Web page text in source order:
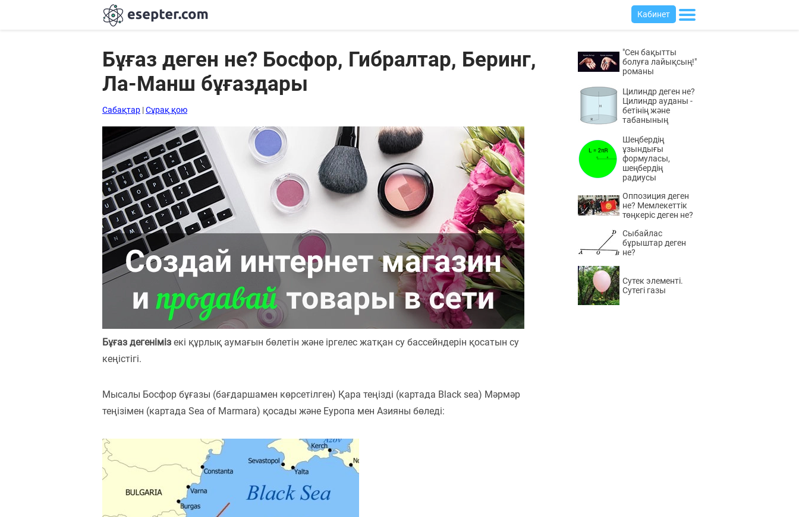
Кабинет
Бұғаз деген не? Босфор, Гибралтар, Беринг,
Ла-Манш бұғаздары
Сабақтар |Сұрақ қою
Бұғаз дегеніміз екі құрлық аумағын бөлетін және іргелес жатқан су бассейндерін қосатын су
кеңістігі.
Мысалы Босфор бұғазы (бағдаршамен көрсетілген) Қара теңізді (картада Black sea) Мәрмәр
теңізімен (картада Sea of Marmara) қосады және Еуропа мен Азияны бөледі:
"Сен бақытты
болуға лайықсың!"
романы
Цилиндр деген не?
Цилиндр ауданы -
бетінің және
табанының
Шеңбердің
ұзындығы
формуласы,
шеңбердің
радиусы
Оппозиция деген
не? Мемлекеттік
төңкеріс деген не?
Сыбайлас
бұрыштар деген
не?
Сутек элементі.
Сутегі газы